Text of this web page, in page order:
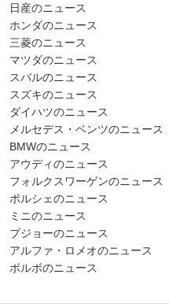
日産のニュース
ホンダのニュース
三菱のニュース
マツダのニュース
スバルのニュース
スズキのニュース
ダイハツのニュース
メルセデス・ベンツのニュース
BMWのニュース
アウディのニュース
フォルクスワーゲンのニュース
ポルシェのニュース
ミニのニュース
プジョーのニュース
アルファ・ロメオのニュース
ボルボのニュース